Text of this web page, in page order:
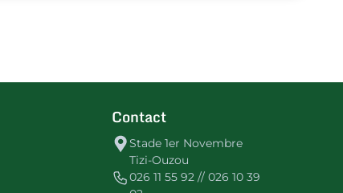
Contact
Stade 1er Novembre
Tizi-Ouzou
026 11 55 92 // 026 10 39